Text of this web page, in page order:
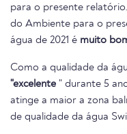
para o presente
do Ambiente para o
água de 2021 é muito
Como a qualidade da
"excelente " durante 5
atinge a maior a zona
de qualidade da água